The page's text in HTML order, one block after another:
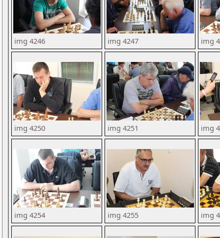
img 4246 img 4247 img
img 4250 img 4251 img
img 4254 img 4255 img